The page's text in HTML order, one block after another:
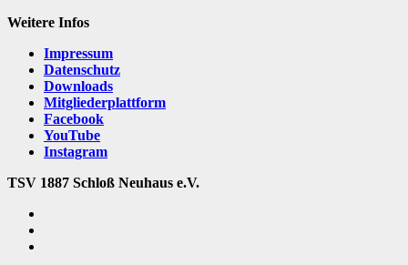
Weitere Infos
Impressum
Datenschutz
Downloads
Mitgliederplattform
Facebook
YouTube
Instagram
TSV 1887 Schloß Neuhaus e.V.